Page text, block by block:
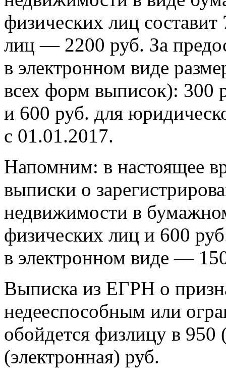
физических лиц
лиц — 2200 руб. За
в электронном виде
всех форм выписок): 300
и 600 руб. для
с 01.01.2017.
Напомним: в настоящее
выписки о
недвижимости в
физических лиц и 600
в электронном виде —
Выписка из ЕГРН о
недееспособным или
обойдется физлицу в
(электронная) руб.